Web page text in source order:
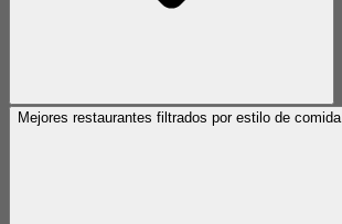
Mejores restaurantes filtrados por estilo de comida